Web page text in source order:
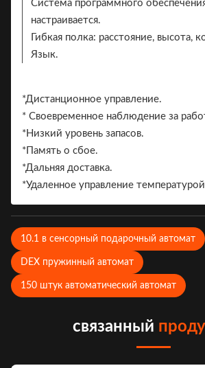
Система программного
настраивается.
Гибкая полка: расстояние, высота,
Язык.
Наклейка. 2 стороны могут
для брендинга
*Дистанционное управление.
* Своевременное наблюдение за
*Низкий уровень запасов.
*Память о сбое.
*Дальняя доставка.
*Удаленное управление
10.1 в сенсорный подарочный автомат
DEX пружинный автомат
150 штук автоматический автомат
связанный